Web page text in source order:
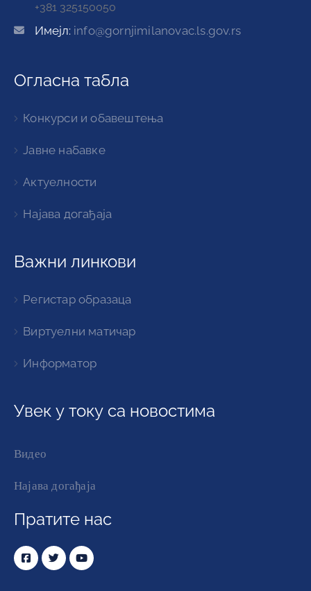
+381 325150050
Имејл: info@gornjimilanovac.ls.gov.rs
Огласна табла
Конкурси и обавештења
Јавне набавке
Актуелности
Најава догађаја
Важни линкови
Регистар образаца
Виртуелни матичар
Информатор
Увек у току са новостима
Видео
Најава догађаја
Пратите нас